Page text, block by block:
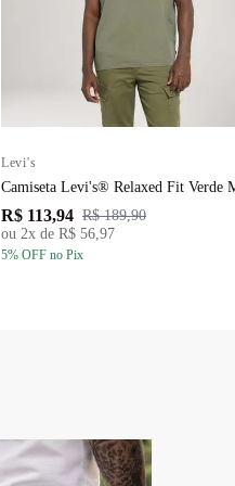
Levi's
Camiseta Levi's® Relaxed Fit Verde
R$ 113,94 R$ 189,90
ou 2x de R$ 56,97
5% OFF no Pix